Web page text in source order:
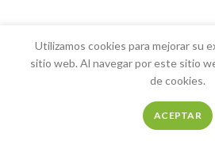
Favoritos
Utilizamos cookies para mejorar su
sitio web. Al navegar por este sitio
de cookies.
ACEPTAR